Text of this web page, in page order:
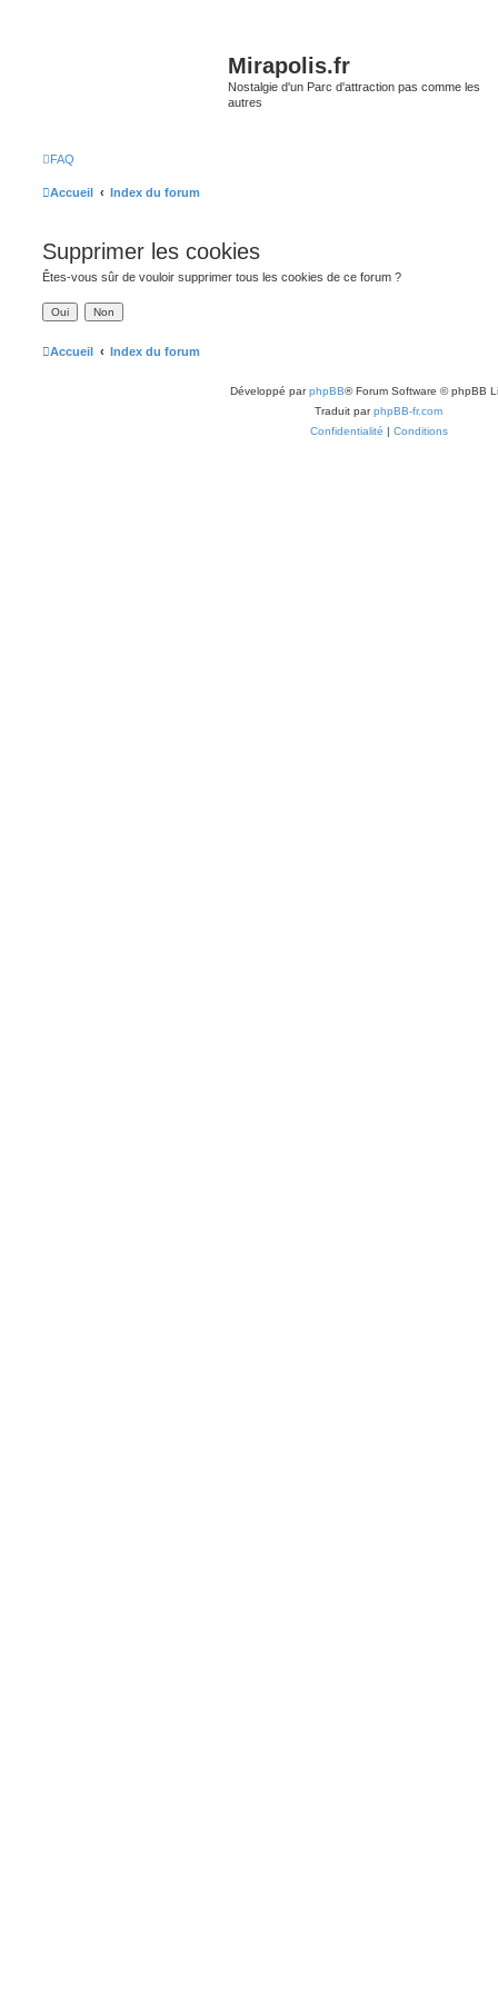
Mirapolis.fr
Nostalgie d'un Parc d'attraction pas comme les
autres
FAQ
Accueil Index du forum
Supprimer les cookies
Êtes-vous sûr de vouloir supprimer tous les cookies de ce forum ?
Accueil Index du forum
Développé parphpBB® Forum Software © phpBB
Traduit parphpBB-fr.com
Confidentialité | Conditions